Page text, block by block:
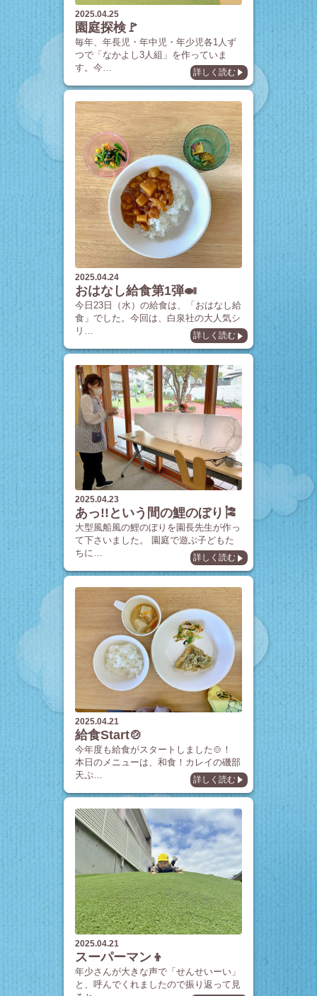
2025.04.25
園庭探検🚩
毎年、年長児・年中児・年少児各1人ず
つで「なかよし3人組」を作っていま
す。今…
詳しく読む
2025.04.24
おはなし給食第1弾🍛
今日23日（水）の給食は、「おはなし給
食」でした。今回は、白泉社の大人気シ
リ…
詳しく読む
2025.04.23
あっ!!という間の鯉のぼり🎏
大型風船風の鯉のぼりを園長先生が作っ
て下さいました。 園庭で遊ぶ子どもた
ちに…
詳しく読む
2025.04.21
給食Start🍲
今年度も給食がスタートしました🍲！
本日のメニューは、和食！カレイの磯部
天ぷ…
詳しく読む
2025.04.21
スーパーマン👦
年少さんが大きな声で「せんせいーい」
と、呼んでくれましたので振り返って見